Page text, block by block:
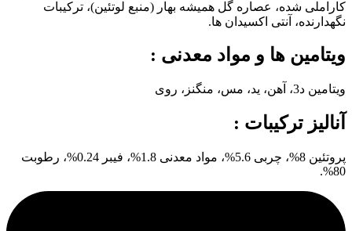
کاراملی شده، عصاره گل همیشه بهار (منبع لوتئین)، ترکیبات
نگهدارنده، آنتی اکسیدان ها.
ویتامین ها و مواد معدنی :
ویتامین د3، آهن، ید، مس، منگنز، روی
آنالیز ترکیبات :
پروتئین 8%، چربی 5.6%، مواد معدنی 1.8%، فیبر 0.24%، رطوبت
80%.